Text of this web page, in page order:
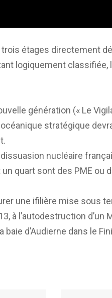
étages directement
logiquement
génération (« Le
stratégique
nucléaire
quart sont des PME ou
une ifilière mise sous
à l’autodestruction d’un
baie d’Audierne dans le